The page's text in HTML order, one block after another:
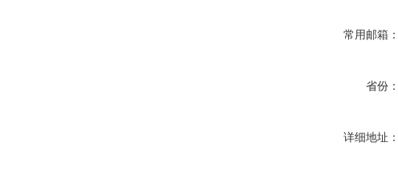
常用邮箱：
省份：
详细地址：